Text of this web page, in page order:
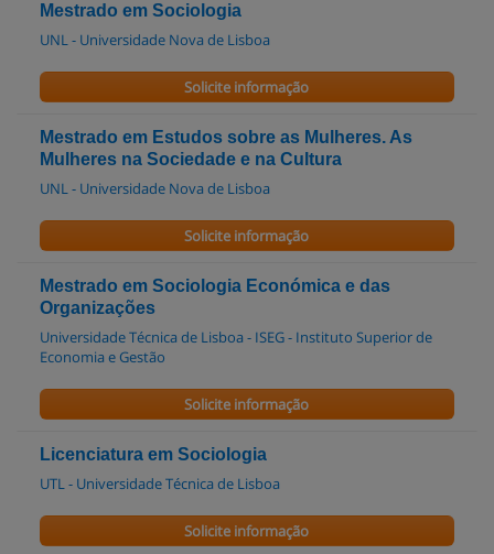
Mestrado em Sociologia
UNL - Universidade Nova de Lisboa
Solicite informação
Mestrado em Estudos sobre as Mulheres. As
Mulheres na Sociedade e na Cultura
UNL - Universidade Nova de Lisboa
Solicite informação
Mestrado em Sociologia Económica e das
Organizações
Universidade Técnica de Lisboa - ISEG - Instituto Superior de
Economia e Gestão
Solicite informação
Licenciatura em Sociologia
UTL - Universidade Técnica de Lisboa
Solicite informação